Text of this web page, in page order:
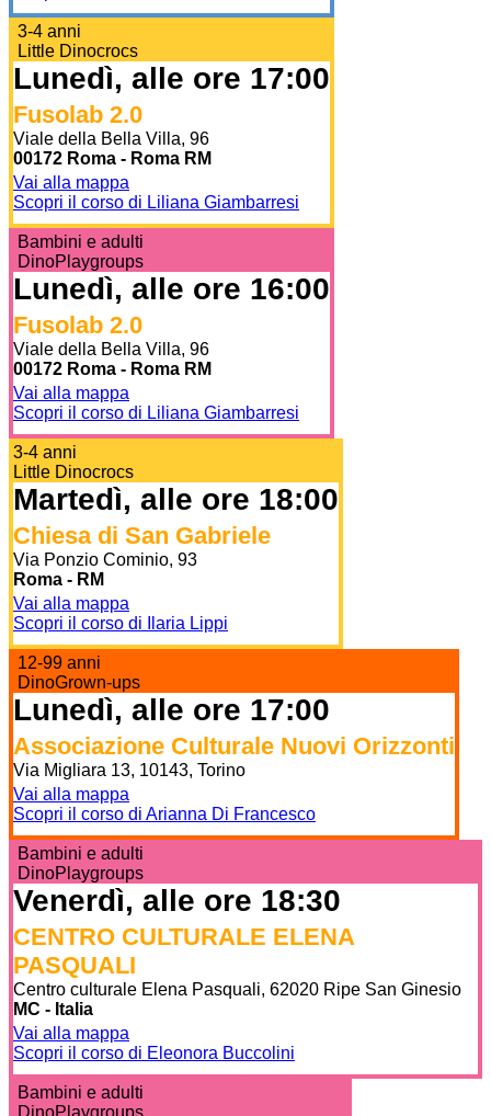
3-4 anni
Little Dinocrocs
Lunedì, alle ore 17:00
Fusolab 2.0
Viale della Bella Villa, 96
00172 Roma - Roma RM
Vai alla mappa
Scopri il corso di Liliana Giambarresi
Bambini e adulti
DinoPlaygroups
Lunedì, alle ore 16:00
Fusolab 2.0
Viale della Bella Villa, 96
00172 Roma - Roma RM
Vai alla mappa
Scopri il corso di Liliana Giambarresi
3-4 anni
Little Dinocrocs
Martedì, alle ore 18:00
Chiesa di San Gabriele
Via Ponzio Cominio, 93
Roma - RM
Vai alla mappa
Scopri il corso di Ilaria Lippi
12-99 anni
DinoGrown-ups
Lunedì, alle ore 17:00
Associazione Culturale Nuovi Orizzonti
Via Migliara 13, 10143, Torino
Vai alla mappa
Scopri il corso di Arianna Di Francesco
Bambini e adulti
DinoPlaygroups
Venerdì, alle ore 18:30
CENTRO CULTURALE ELENA
PASQUALI
Centro culturale Elena Pasquali, 62020 Ripe San Ginesio
MC - Italia
Vai alla mappa
Scopri il corso di Eleonora Buccolini
Bambini e adulti
DinoPlaygroups